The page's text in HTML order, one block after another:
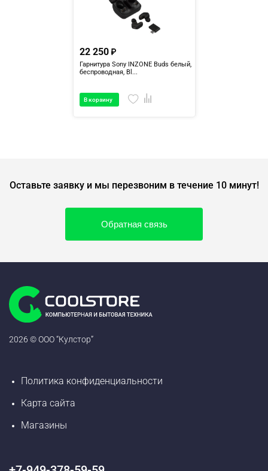
22 250
Гарнитура Sony INZONE Buds белый,
беспроводная, Bl...
В корзину
Оставьте заявку и мы перезвоним в течение 10 минут!
Обратная связь
2026 © ООО “Кулстор”
Политика конфиденциальности
Карта сайта
Магазины